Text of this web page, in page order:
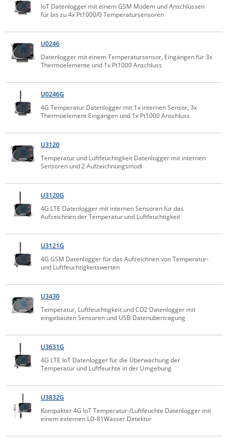
Energiemessung
Energieverteilung
Datenlogger
Remote I/O
Industrielle Netzwerktechnik / Kommunikation
Industrielle Computer
IT Netzwerktechnik / Kommunikation
Sonstige
Serverräume
RMA / Rücksendung / Support
Comet System
Contemporary Controls
Digi
Elsys
Enginko - mcf88
Gefen
Gude
High Sec Labs
HW group
IEC Lock
Ihse
KVM TEC
Legrand
LigoWave
Milesight
Moxa
Netio
Panorama Antennas
PatchSee
Power Kingdom
IoT Datenlogger mit einem GSM Modem und Anschlüssen
für bis zu 4x Pt1000/0 Temperatursensoren
U0246
Datenlogger mit einem Temperatursensor, Eingängen für 3x
Thermoelemente und 1x Pt1000 Anschluss
U0246G
4G Temperatur Datenlogger mit 1x internen Sensor, 3x
Thermoelement Eingängen und 1x Pt1000 Anschluss
U3120
Temperatur und Luftfeuchtigkeit Datenlogger mit internen
Sensoren und 2 Aufzeichnungsmodi
U3120G
4G LTE Datenlogger mit internen Sensoren für das
Aufzeichnen der Temperatur und Luftfeuchtigkeit
U3121G
4G GSM Datenlogger für das Aufzeichnen von Temperatur-
und Luftfeuchtigkeitswerten
U3430
Temperatur, Luftfeuchtigkeit und CO2 Datenlogger mit
eingebauten Sensoren und USB Datenübertragung
U3631G
4G LTE IoT Datenlogger für die Überwachung der
Temperatur und Luftfeuchte in der Umgebung
U3832G
Kompakter 4G IoT Temperatur-/Luftfeuchte Datenlogger mit
einem externen LD-81Wasser Detektor